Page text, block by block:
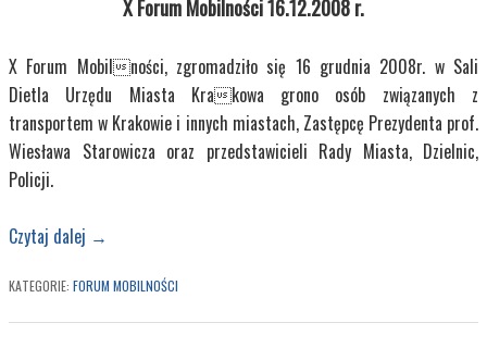
X Forum Mobilności 16.12.2008 r.
X Forum Mobilności, zgromadziło się 16 grudnia 2008r. w Sali
Dietla Urzędu Miasta Krakowa grono osób związanych z
transportem w Krakowie i innych miastach, Zastępcę Prezydenta prof.
Wiesława Starowicza oraz przedstawicieli Rady Miasta, Dzielnic,
Policji.
Czytaj dalej →
KATEGORIE: FORUM MOBILNOŚCI